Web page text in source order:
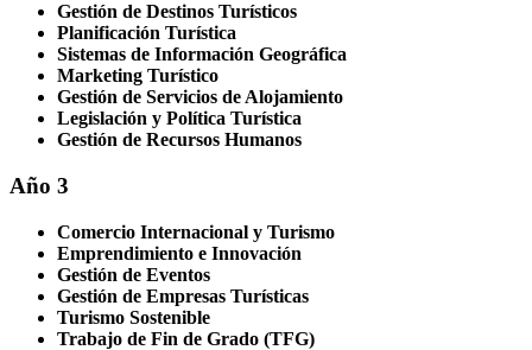
Gestión de Destinos Turísticos
Planificación Turística
Sistemas de Información Geográfica
Marketing Turístico
Gestión de Servicios de Alojamiento
Legislación y Política Turística
Gestión de Recursos Humanos
Año 3
Comercio Internacional y Turismo
Emprendimiento e Innovación
Gestión de Eventos
Gestión de Empresas Turísticas
Turismo Sostenible
Trabajo de Fin de Grado (TFG)